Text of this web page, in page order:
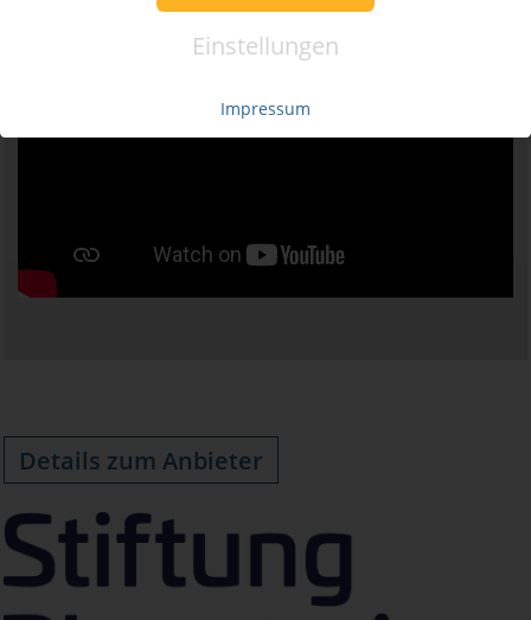
Einstellungen
Impressum
Details zum Anbieter